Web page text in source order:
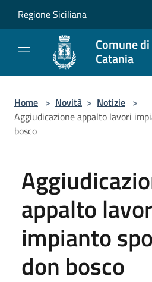
Regione Siciliana
Comune
Catania
Home > Novità > Notizie >
Aggiudicazione appalto lavori
bosco
appalto
impianto
don bosco